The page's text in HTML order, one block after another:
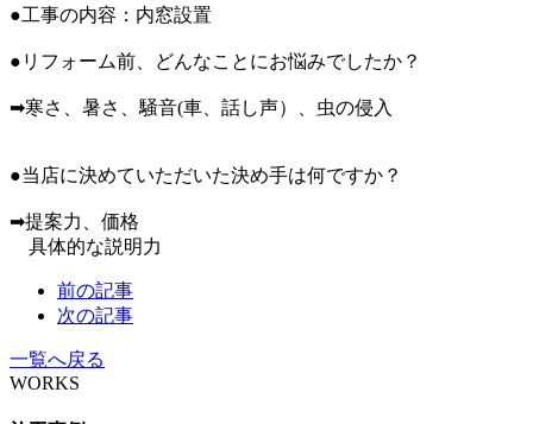
●工事の内容：内窓設置
●リフォーム前、どんなことにお悩みでしたか？
➡寒さ、暑さ、騒音(車、話し声）、虫の侵入
●当店に決めていただいた決め手は何ですか？
➡提案力、価格
具体的な説明力
前の記事
次の記事
一覧へ戻る
WORKS